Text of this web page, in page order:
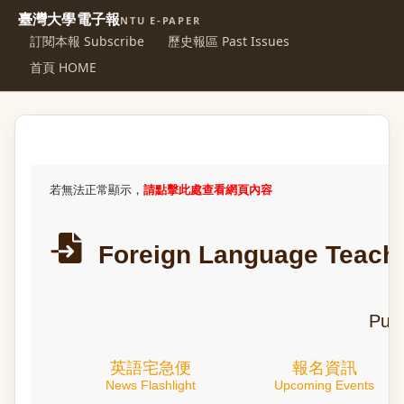
臺灣大學電子報NTU E-PAPER
訂閱本報 Subscribe
歷史報區 Past Issues
首頁 HOME
若無法正常顯示， 請點擊此處查看網頁內容
Foreign Language
英語宅急便
News Flashlight
報名資訊
Upcoming Events